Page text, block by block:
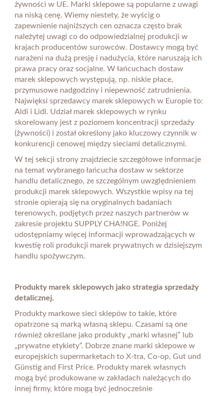
żywności w UE. Marki sklepowe są popularne z uwagi
na niską cenę. Wiemy niestety, że wyścig o
zapewnienie najniższych cen oznacza często brak
należytej uwagi co do odpowiedzialnej produkcji w
krajach producentów surowców. Dostawcy mogą być
narażeni na dużą presję i nadużycia, które naruszają ich
prawa pracy oraz socjalne. W łańcuchach dostaw
marek sklepowych występują, np. niskie płace,
przymusowe nadgodziny i niepewność zatrudnienia.
Najwięksi sprzedawcy marek sklepowych w Europie to:
Aldi i Lidl. Udział marek sklepowych w rynku
skorelowany jest z poziomem koncentracji sprzedaży
(żywności) i został określony jako kluczowy czynnik w
konkurencji cenowej między sieciami detalicznymi.
W tej sekcji strony znajdziecie szczegółowe informacje
na temat wybranego łańcucha dostaw w sektorze
handlu detalicznego, ze szczególnym uwzględnieniem
produkcji marek sklepowych. Wszystkie wpisy na tej
stronie opierają się na oryginalnych badaniach
terenowych, podjętych przez naszych partnerów w
zakresie projektu SUPPLY CHA!NGE. Poniżej
udostępniamy więcej informacji wprowadzających w
kwestię roli produkcji marek prywatnych w dzisiejszym
handlu spożywczym.
Produkty marek sklepowych jako strategia sprzedaży
detalicznej.
Produkty markowe sieci sklepów to takie, które
opatrzone są marką własną sklepu. Czasami są one
również określane jako produkty „marki własnej” lub
„prywatne etykiety”. Dobrze znane marki sklepowe w
europejskich supermarketach to X-tra, Co-op, Gut und
Günstig and First Price. Produkty marek własnych
mogą być produkowane w zakładach należących do
innej firmy, które mogą być jednocześnie